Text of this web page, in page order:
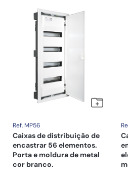
Ref. MP56
Caixas de distribuição de
encastrar 56 elementos.
Porta e moldura de metal
cor branco.